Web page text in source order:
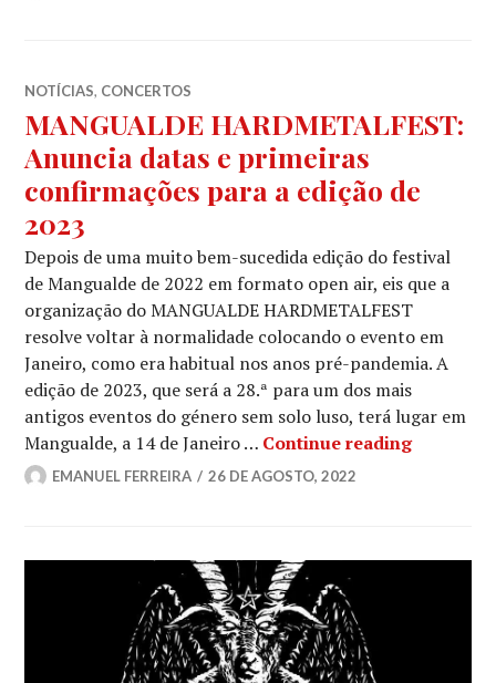
NOTÍCIAS, CONCERTOS
MANGUALDE HARDMETALFEST:
Anuncia datas e primeiras
confirmações para a edição de
2023
Depois de uma muito bem-sucedida edição do festival
de Mangualde de 2022 em formato open air, eis que a
organização do MANGUALDE HARDMETALFEST
resolve voltar à normalidade colocando o evento em
Janeiro, como era habitual nos anos pré-pandemia. A
edição de 2023, que será a 28.ª para um dos mais
antigos eventos do género sem solo luso, terá lugar em
Mangualde, a 14 de Janeiro … Continue reading
EMANUEL FERREIRA 26 DE AGOSTO, 2022